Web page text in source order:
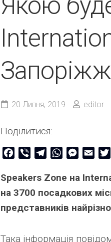
20 Липня, 2019 editor
Поділитися:
Facebook
Viber TelegramWhatsApp Email
Speakers Zonе на
на 3700 посадкових
представників
Така інформація